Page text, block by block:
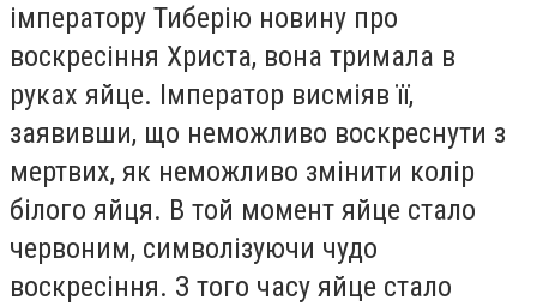
імператору Тиберію новину про
воскресіння Христа, вона тримала в
руках яйце. Імператор висміяв її,
заявивши, що неможливо воскреснути з
мертвих, як неможливо змінити колір
білого яйця. В той момент яйце стало
червоним, символізуючи чудо
воскресіння. З того часу яйце стало